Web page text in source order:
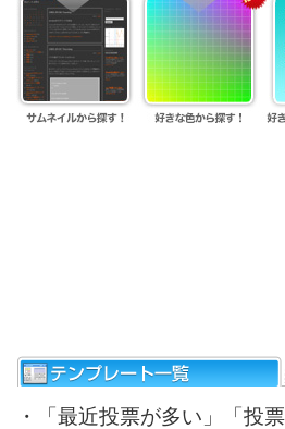
・「最近投票が多い」「投